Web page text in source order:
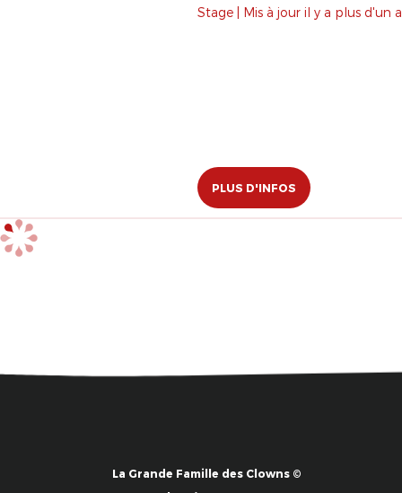
Stage | Mis à jour il y a plus d'un
PLUS D'INFOS
La Grande Famille des Clowns ©